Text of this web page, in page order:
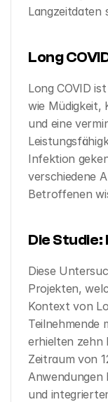
Langzeitdaten
Long
Long COVID
wie Müdigkeit,
und eine
Infektion
verschiedene
Betroffenen
Die Studie:
Diese
Projekten,
Kontext von
Teilnehmende
erhielten zehn
Zeitraum von
Anwendungen
und